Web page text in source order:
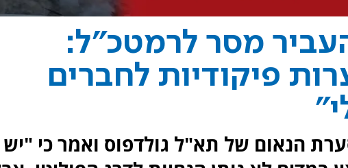
מסר לרמטכ"ל:
פיקודיות לחברים
הנאום של תא"ל גולדפוס ואמר כי "יש